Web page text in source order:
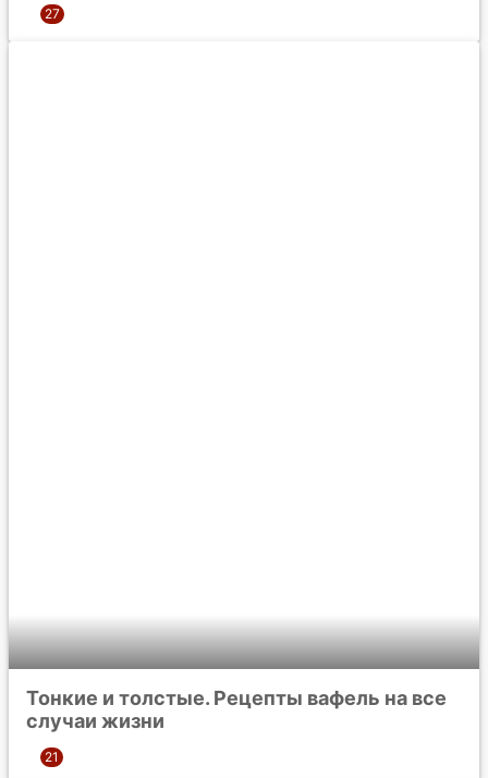
Тонкие и толстые. Рецепты вафель на все
случаи жизни